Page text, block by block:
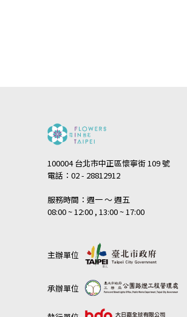
100004 台北市中正區懷寧街 109 號
電話：02 - 28812912
服務時間：週一 ～ 週五
08:00 ~ 12:00 , 13:00 ~ 17:00
主辦單位
承辦單位